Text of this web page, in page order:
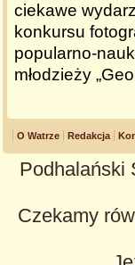
ciekawe
konkursu
popularno-
młodzieży
O Watrze Redakcja
Podhalański
Czekamy